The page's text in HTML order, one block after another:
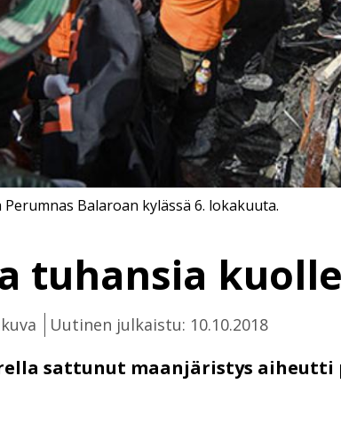
tuhansia
Uutinen julkaistu: 10.10.2018
sattunut maanjäristys aiheutti
Balaroan kylässä 6. lokakuuta.